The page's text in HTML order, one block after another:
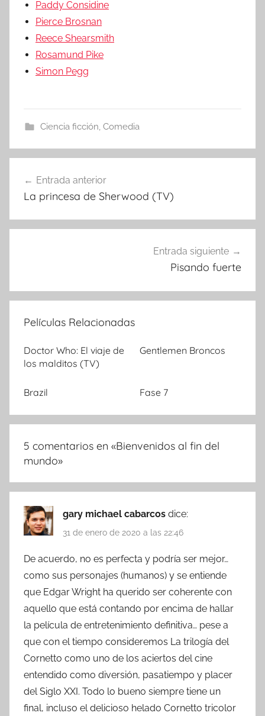
Paddy Considine
Pierce Brosnan
Reece Shearsmith
Rosamund Pike
Simon Pegg
Ciencia ficción, Comedia
Navegación
de
entradas
Entrada anterior
La princesa de Sherwood (TV)
Entrada siguiente
Pisando fuerte
Películas Relacionadas
Doctor Who: El viaje de
los malditos (TV)
Gentlemen Broncos
Brazil Fase 7
5 comentarios en «Bienvenidos al fin del
mundo»
gary michael cabarcos dice:
31 de enero de 2020 a las 22:46
De acuerdo, no es perfecta y podría ser mejor…
como sus personajes (humanos) y se entiende
que Edgar Wright ha querido ser coherente con
aquello que está contando por encima de hallar
la película de entretenimiento definitiva… pese a
que con el tiempo consideremos La trilogía del
Cornetto como uno de los aciertos del cine
entendido como diversión, pasatiempo y placer
del Siglo XXI. Todo lo bueno siempre tiene un
final, incluso el delicioso helado Cornetto tricolor